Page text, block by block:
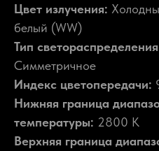
Цвет излучения:
белый (WW)
Тип
Симметричное
Индекс цветопередачи:
Нижняя граница
температуры: 2800 К
Верхняя граница